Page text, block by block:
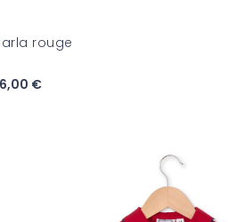
rouge
€